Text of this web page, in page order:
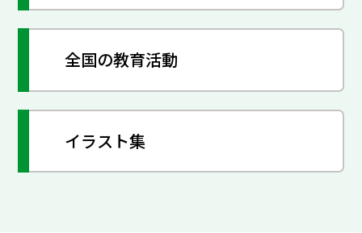
全国の教育活動
イラスト集